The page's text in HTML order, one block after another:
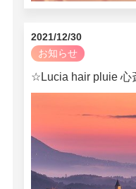
2021/12/30
お知らせ
☆Lucia hair pluie 心